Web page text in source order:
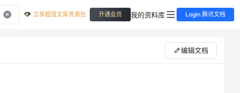
立享超值文库资源包 开通会员 我的资料库 Login 腾讯文档
编辑文档